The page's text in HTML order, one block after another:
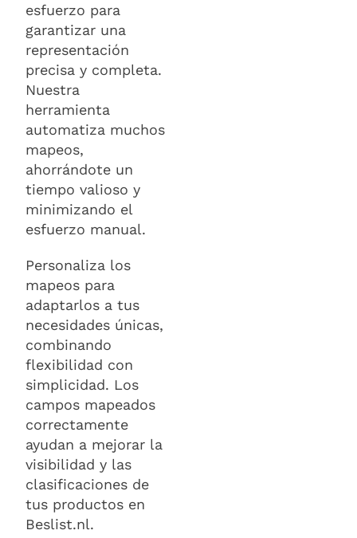
esfuerzo para
garantizar una
representación
precisa y completa.
Nuestra
herramienta
automatiza muchos
mapeos,
ahorrándote un
tiempo valioso y
minimizando el
esfuerzo manual.
Personaliza los
mapeos para
adaptarlos a tus
necesidades únicas,
combinando
flexibilidad con
simplicidad. Los
campos mapeados
correctamente
ayudan a mejorar la
visibilidad y las
clasificaciones de
tus productos en
Beslist.nl.